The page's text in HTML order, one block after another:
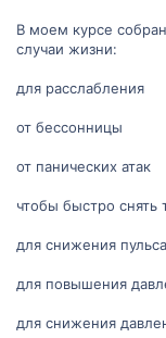
В моем курсе
случаи жизни:
для расслабления
от бессонницы
от панических атак
чтобы быстро снять
для снижения пульса
для повышения
для снижения